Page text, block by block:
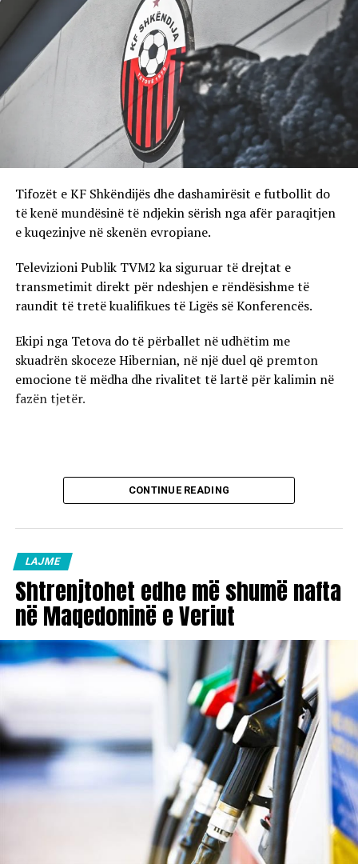
Tifozët e KF Shkëndijës dhe dashamirësit e futbollit do
të kenë mundësinë të ndjekin sërish nga afër paraqitjen
e kuqezinjve në skenën evropiane.
Televizioni Publik TVM2 ka siguruar të drejtat e
transmetimit direkt për ndeshjen e rëndësishme të
raundit të tretë kualifikues të Ligës së Konferencës.
Ekipi nga Tetova do të përballet në udhëtim me
skuadrën skoceze Hibernian, në një duel që premton
emocione të mëdha dhe rivalitet të lartë për kalimin në
fazën tjetër.
CONTINUE READING
LAJME
Shtrenjtohet edhe më shumë nafta
në Maqedoninë e Veriut